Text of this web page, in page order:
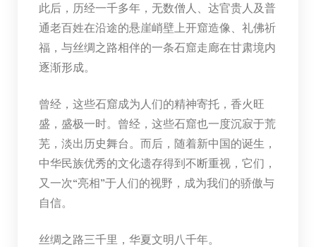
此后，历经一千多年，无数僧人、达官贵人及普
通老百姓在沿途的悬崖峭壁上开窟造像、礼佛祈
福，与丝绸之路相伴的一条石窟走廊在甘肃境内
逐渐形成。
曾经，这些石窟成为人们的精神寄托，香火旺
盛，盛极一时。曾经，这些石窟也一度沉寂于荒
芜，淡出历史舞台。而后，随着新中国的诞生，
中华民族优秀的文化遗存得到不断重视，它们，
又一次“亮相”于人们的视野，成为我们的骄傲与
自信。
丝绸之路三千里，华夏文明八千年。